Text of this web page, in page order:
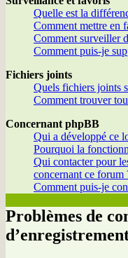
Quelle est la
Comment mettre en
Comment surveiller
Comment puis-je
Fichiers joints
Quels fichiers joints
Comment trouver
Concernant phpBB
Qui a développé ce
Pourquoi la
Qui contacter pour
concernant ce forum
Comment puis-je
Problèmes de